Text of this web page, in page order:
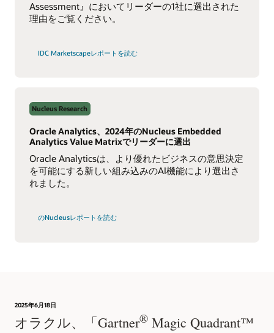
Assessment』においてリーダーの1社に選出された
理由をご覧ください。
IDC Marketscapeレポートを読む
Nucleus Research
Oracle Analytics、2024年のNucleus Embedded
Analytics Value Matrixでリーダーに選出
Oracle Analyticsは、より優れたビジネスの意思決定
を可能にする新しい組み込みのAI機能により選出さ
れました。
Embedded
のNucleusレポートを読む
2025年6月18日
オラクル、「Gartner® Magic Quadrant™